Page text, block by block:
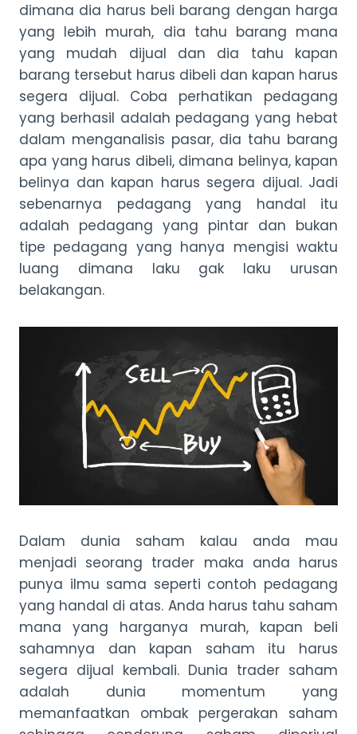
dimana dia harus beli barang dengan harga
yang lebih murah, dia tahu barang mana
yang mudah dijual dan dia tahu kapan
barang tersebut harus dibeli dan kapan harus
segera dijual. Coba perhatikan pedagang
yang berhasil adalah pedagang yang hebat
dalam menganalisis pasar, dia tahu barang
apa yang harus dibeli, dimana belinya, kapan
belinya dan kapan harus segera dijual. Jadi
sebenarnya pedagang yang handal itu
adalah pedagang yang pintar dan bukan
tipe pedagang yang hanya mengisi waktu
luang dimana laku gak laku urusan
belakangan.
Dalam dunia saham kalau anda mau
menjadi seorang trader maka anda harus
punya ilmu sama seperti contoh pedagang
yang handal di atas. Anda harus tahu saham
mana yang harganya murah, kapan beli
sahamnya dan kapan saham itu harus
segera dijual kembali. Dunia trader saham
adalah dunia momentum yang
memanfaatkan ombak pergerakan saham